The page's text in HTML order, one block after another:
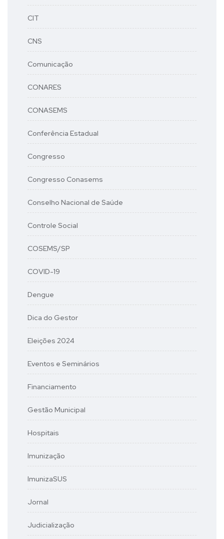
CIT
CNS
Comunicação
CONARES
CONASEMS
Conferência Estadual
Congresso
Congresso Conasems
Conselho Nacional de Saúde
Controle Social
COSEMS/SP
COVID-19
Dengue
Dica do Gestor
Eleições 2024
Eventos e Seminários
Financiamento
Gestão Municipal
Hospitais
Imunização
ImunizaSUS
Jornal
Judicialização